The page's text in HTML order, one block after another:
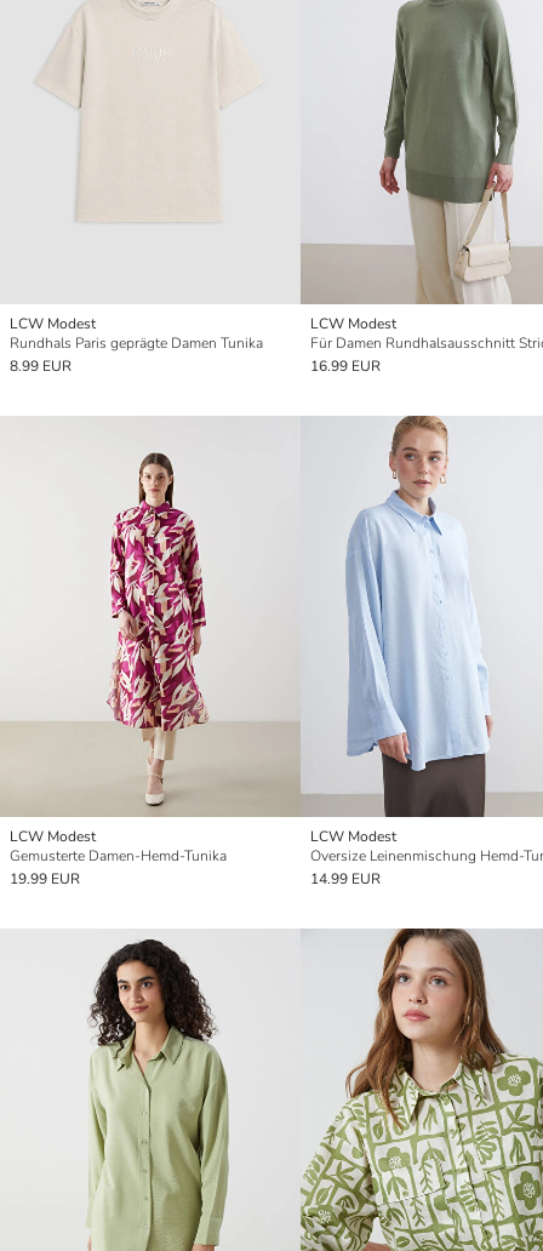
LCW Modest
Rundhals Paris geprägte Damen Tunika
8.99 EUR
LCW Modest
16.99 EUR
LCW Modest
Gemusterte Damen-Hemd-Tunika
19.99 EUR
LCW Modest
14.99 EUR